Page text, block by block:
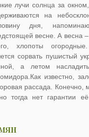
лучи солнца за
на
дня,
весне. А весна
хлопоты
сорвать пушистый
а летом
известно,
рассада. Конечно,
тогда нет гарантии её